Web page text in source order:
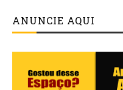
ANUNCIE AQUI